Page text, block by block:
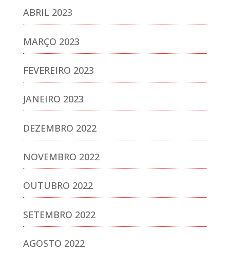
ABRIL 2023
MARÇO 2023
FEVEREIRO 2023
JANEIRO 2023
DEZEMBRO 2022
NOVEMBRO 2022
OUTUBRO 2022
SETEMBRO 2022
AGOSTO 2022